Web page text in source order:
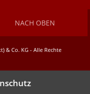
NACH OBEN
& Co. KG - Alle Rechte